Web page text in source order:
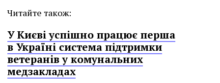
Читайте також:
У Києві успішно працює перша
в Україні система підтримки
ветеранів у комунальних
медзакладах